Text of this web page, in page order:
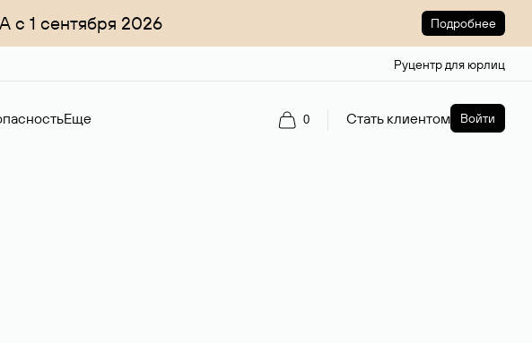
с 1 сентября 2026 Подробнее
Руцентр для юрлиц
Еще 0 Стать клиентом Войти